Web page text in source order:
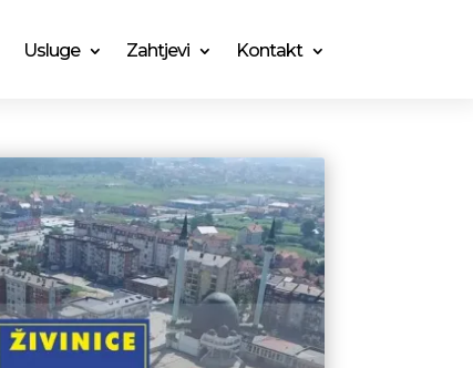
Usluge Zahtjevi Kontakt